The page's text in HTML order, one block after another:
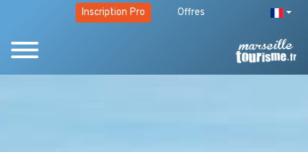
Inscription Pro Offres